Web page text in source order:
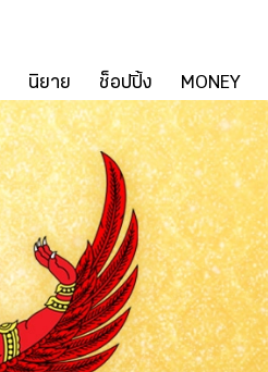
นิยาย ช็อปปิ้ง MONEY